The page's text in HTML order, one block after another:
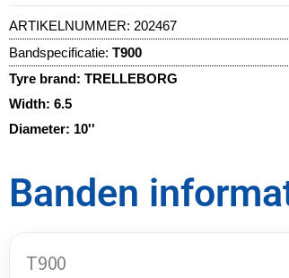
ARTIKELNUMMER: 202467
Bandspecificatie: T900
Tyre brand: TRELLEBORG
Width: 6.5
Diameter: 10''
Banden
T900